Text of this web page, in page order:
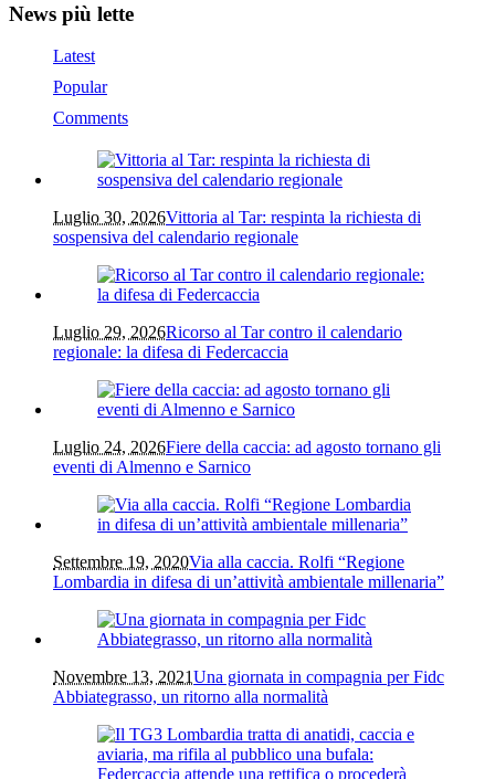
News più lette
Latest
Popular
Comments
Luglio 30, 2026Vittoria al Tar: respinta la richiesta di
sospensiva del calendario regionale
Luglio 29, 2026Ricorso al Tar contro il calendario
regionale: la difesa di Federcaccia
Luglio 24, 2026Fiere della caccia: ad agosto tornano gli
eventi di Almenno e Sarnico
Settembre 19, 2020Via alla caccia. Rolfi “Regione
Lombardia in difesa di un’attività ambientale millenaria”
Novembre 13, 2021Una giornata in compagnia per Fidc
Abbiategrasso, un ritorno alla normalità